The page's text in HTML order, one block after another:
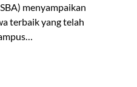
menyampaikan
terbaik yang telah